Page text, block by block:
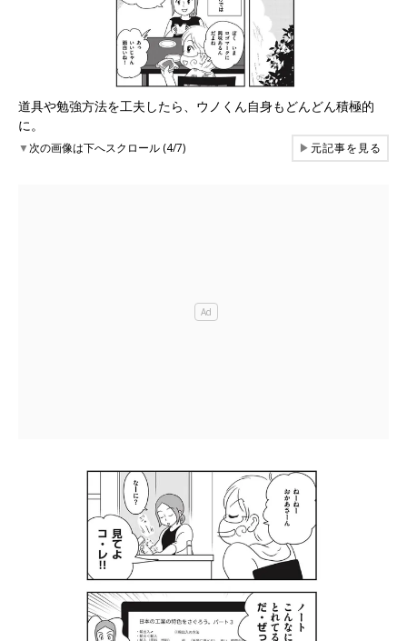
道具や勉強方法を工夫したら、ウノくん自身もどんどん積極的
に。
▼次の画像は下へスクロール (4/7) ▶元記事を見る